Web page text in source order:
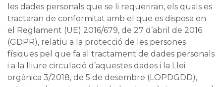
les dades personals que se li requeriran, els quals es
tractaran de conformitat amb el que es disposa en
el Reglament (UE) 2016/679, de 27 d’abril de 2016
(GDPR), relatiu a la protecció de les persones
físiques pel que fa al tractament de dades personals
i a la lliure circulació d’aquestes dades i la Llei
orgànica 3/2018, de 5 de desembre (LOPDGDD),